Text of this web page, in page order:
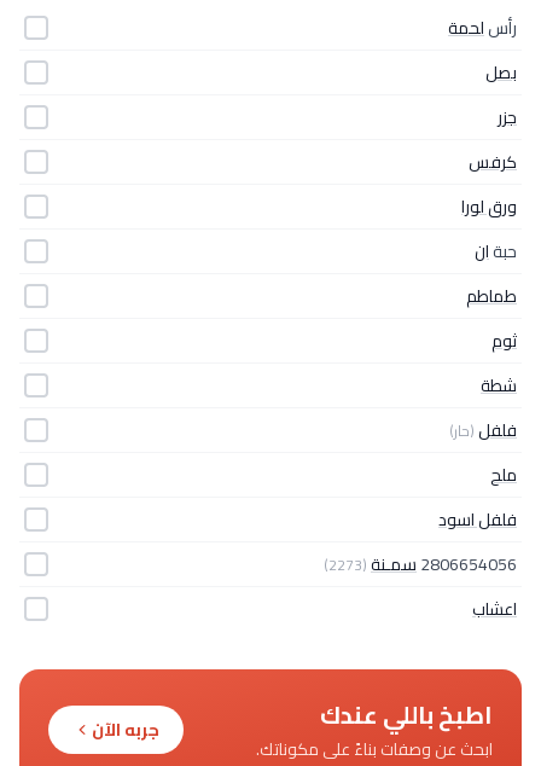
رأسلحمة
بصل
جزر
كرفس
ورق لورا
حبةان
طماطم
ثوم
شطة
فلفل(حار)
ملح
فلفل اسود
2806654056سمـنة(2273)
اعشاب
اطبخ باللي عندك
ابحث عن وصفات بناءً على مكوناتك.
جربه الآن